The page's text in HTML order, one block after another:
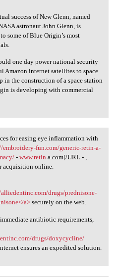
success of New Glenn, named
astronaut John Glenn, is
some of Blue Origin’s most
one day power national security
Amazon internet satellites to space
in the construction of a space station
is developing with commercial
for easing
for easing eye inflammation with
embroidery-fun.com/generic-retin-a-
- www.retin a.com[/URL - ,
acquisition online.
drugs/prednisone-
a>securely on the web.
antibiotic requirements,
drugs/doxycycline/
ensures an expedited solution.